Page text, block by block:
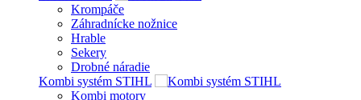
Krompáče
Záhradnícke nožnice
Hrable
Sekery
Drobné náradie
Kombi systém STIHL
Kombi motory